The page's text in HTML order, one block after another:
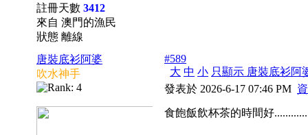
註冊天數 3412
來自 澳門的漁民
狀態 離線
唐裝底衫阿婆
吹水神手
#589
大 中 小 只顯示 唐裝底衫阿
發表於 2026-6-17 07:46 PM
食飽飯飲杯茶的時間好